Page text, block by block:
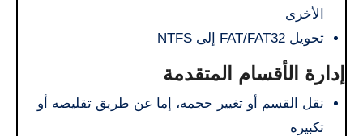
الأخرى
تحويل FAT/FAT32 إلى NTFS
إدارة الأقسام المتقدمة
نقل القسم أو تغيير حجمه، إما عن طريق تقليصه أو
تكبيره